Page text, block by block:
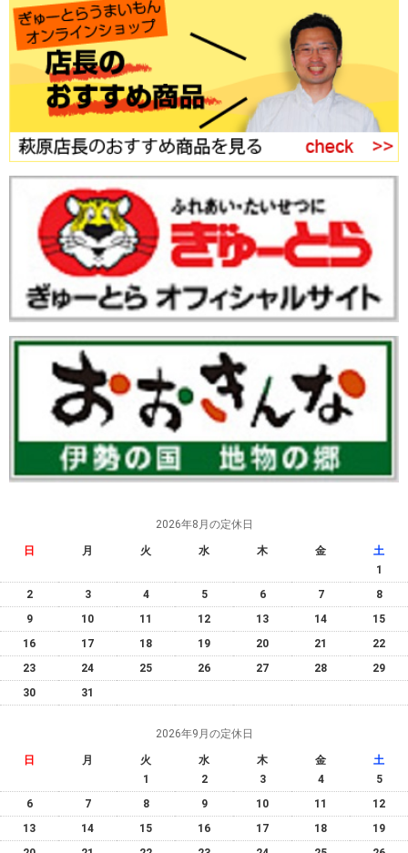
2026年8月の定休日
日 月 火 水 木 金
土
1
2
3 4 5 6 7
8
9
10 11 12 13 14
15
16
17 18 19 20 21
22
23
24 25 26 27 28
29
30
31
2026年9月の定休日
日 月 火 水 木 金
土
1
2 3 4
5
6
7 8 9 10 11
12
13
14 15 16 17 18
19